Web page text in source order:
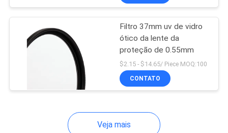
Filtro 37mm uv de vidro
ótico da lente da
proteção de 0.55mm
$2.15 - $14.65/ Piece MOQ:100
CONTATO
Veja mais